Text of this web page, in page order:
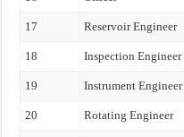
17 Reservoir Engineer
18 Inspection Engineer
19 Instrument Engineer
20 Rotating Engineer